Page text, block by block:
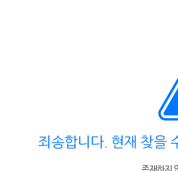
죄송합니다. 현재 찾을
존재하지